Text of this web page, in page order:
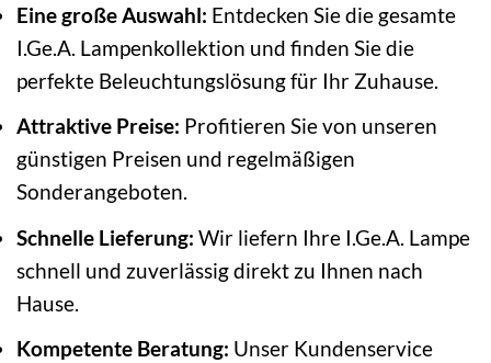
Eine große Auswahl: Entdecken Sie die gesamte
I.Ge.A. Lampenkollektion und finden Sie die
perfekte Beleuchtungslösung für Ihr Zuhause.
Attraktive Preise: Profitieren Sie von unseren
günstigen Preisen und regelmäßigen
Sonderangeboten.
Schnelle Lieferung: Wir liefern Ihre I.Ge.A. Lampe
schnell und zuverlässig direkt zu Ihnen nach
Hause.
Kompetente Beratung: Unser Kundenservice